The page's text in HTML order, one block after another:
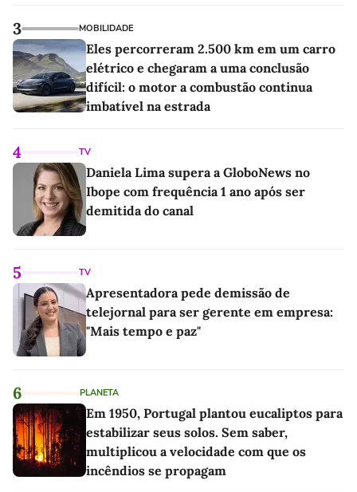
3 MOBILIDADE
Eles percorreram 2.500 km em um carro
elétrico e chegaram a uma conclusão
difícil: o motor a combustão continua
imbatível na estrada
4 TV
Daniela Lima supera a GloboNews no
Ibope com frequência 1 ano após ser
demitida do canal
5 TV
Apresentadora pede demissão de
telejornal para ser gerente em empresa:
"Mais tempo e paz"
6 PLANETA
Em 1950, Portugal plantou eucaliptos para
estabilizar seus solos. Sem saber,
multiplicou a velocidade com que os
incêndios se propagam